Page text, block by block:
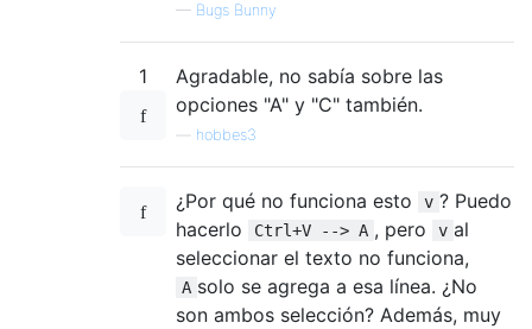
— Bugs Bunny
1
Agradable, no sabía sobre las
opciones "A" y "C" también.
hobbes3
¿Por qué no funciona esto v ? Puedo
hacerlo
Ctrl+V --> A , pero v al
seleccionar el texto no funciona,
A solo se agrega a esa línea. ¿No
son ambos selección? Además, muy